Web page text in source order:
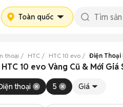
Toàn quốc
thoại HTC HTC 10 evo Điện Thoại
10 evo Vàng Cũ & Mới Giá
thoại 5 Giá